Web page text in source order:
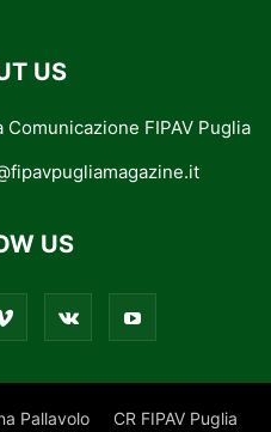
US
FIPAV Puglia
US
Pallavolo CR FIPAV Puglia